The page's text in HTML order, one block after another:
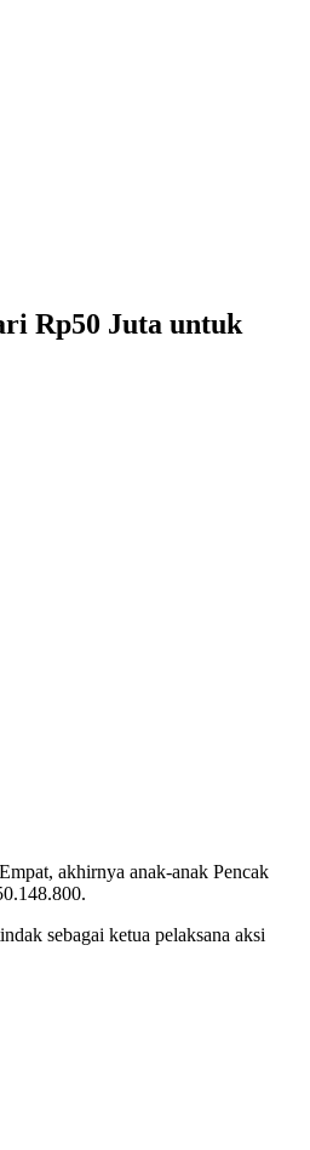
Rp50 Juta untuk
akhirnya anak-anak Pencak
sebagai ketua pelaksana aksi